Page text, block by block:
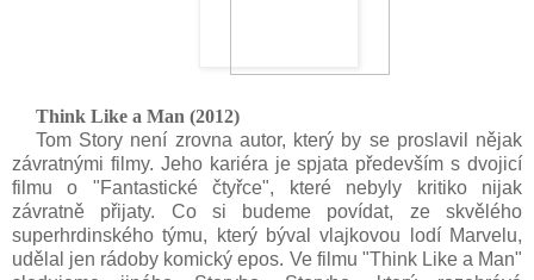
Think Like a Man (2012)
Tom Story není zrovna autor, který by se proslavil nějak
závratnými filmy. Jeho kariéra je spjata především s dvojicí
filmu o "Fantastické čtyřce", které nebyly kritiko nijak
závratně přijaty. Co si budeme povídat, ze skvělého
superhrdinského týmu, který býval vlajkovou lodí Marvelu,
udělal jen rádoby komický epos. Ve filmu "Think Like a Man"